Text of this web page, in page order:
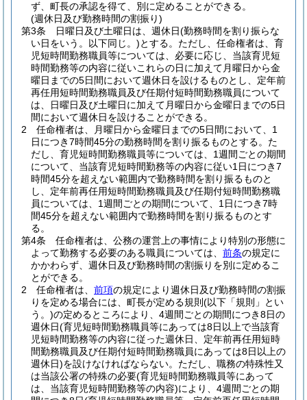
ず、町長の承認を得て、別に定めることができる。
(週休日及び勤務時間の割振り)
第3条
日曜日及び土曜日は、週休日(勤務時間を割り振らな
い日をいう。以下同じ。)とする。 ただし、任命権者は、育
児短時間勤務職員等については、必要に応じ、当該育児短
時間勤務等の内容に従いこれらの日に加えて月曜日から金
曜日までの5日間において週休日を設けるものとし、定年前
再任用短時間勤務職員及び任期付短時間勤務職員について
は、日曜日及び土曜日に加えて月曜日から金曜日までの5日
間において週休日を設けることができる。
2
任命権者は、月曜日から金曜日までの5日間において、1
日につき7時間45分の勤務時間を割り振るものとする。 た
だし、育児短時間勤務職員等については、1週間ごとの期間
について、当該育児短時間勤務等の内容に従い1日につき7
時間45分を超えない範囲内で勤務時間を割り振るものと
し、定年前再任用短時間勤務職員及び任期付短時間勤務職
員については、1週間ごとの期間について、1日につき7時
間45分を超えない範囲内で勤務時間を割り振るものとす
る。
第4条
任命権者は、公務の運営上の事情により特別の形態に
よって勤務する必要のある職員については、 前条の規定に
かかわらず、週休日及び勤務時間の割振りを別に定めるこ
とができる。
2
任命権者は、 前項の規定により週休日及び勤務時間の割振
りを定める場合には、町長が定める規則 (以下「規則」とい
う。)の定めるところにより、4週間ごとの期間につき8日の
週休日(育児短時間勤務職員等にあっては8日以上で当該育
児短時間勤務等の内容に従った週休日、定年前再任用短時
間勤務職員及び任期付短時間勤務職員にあっては8日以上の
週休日)を設けなければならない。 ただし、職務の特殊性又
は当該公署の特殊の必要(育児短時間勤務職員等にあって
は、当該育児短時間勤務等の内容)により、4週間ごとの期